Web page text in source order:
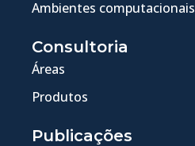
Ambientes computacionais
Consultoria
Áreas
Produtos
Publicações